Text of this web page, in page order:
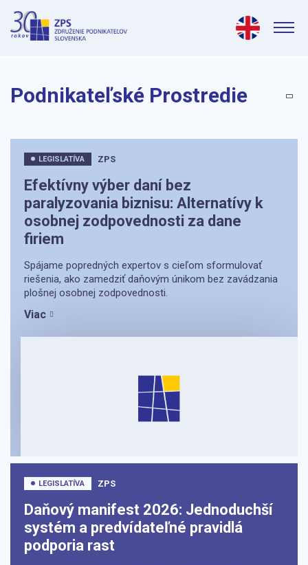
Podnikateľské Prostredie
LEGISLATÍVA ZPS
Efektívny výber daní bez
paralyzovania biznisu: Alternatívy k
osobnej zodpovednosti za dane
firiem
Spájame popredných expertov s cieľom sformulovať
riešenia, ako zamedziť daňovým únikom bez zavádzania
plošnej osobnej zodpovednosti.
Viac
LEGISLATÍVA ZPS
Daňový manifest 2026: Jednoduchší
systém a predvídateľné pravidlá
podporia rast